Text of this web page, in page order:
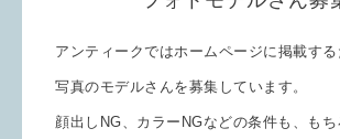
アンティークではホームページに掲載す
写真のモデルさんを募集しています。
顔出しNG、カラーNGなどの条件も、も